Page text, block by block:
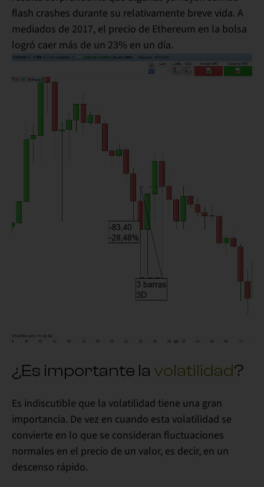
flash crashes durante su relativamente breve vida. A
mediados de 2017, el precio de Ethereum en la bolsa
logró caer más de un 23% en un día.
¿Es importante la volatilidad?
Es indiscutible que la volatilidad tiene una gran
importancia. De vez en cuando esta volatilidad se
convierte en lo que se consideran fluctuaciones
normales en el precio de un valor, es decir, en un
descenso rápido.